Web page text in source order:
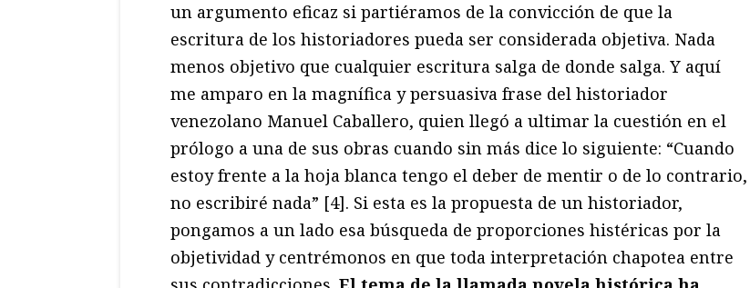
un argumento eficaz si partiéramos de la convicción de que la
escritura de los historiadores pueda ser considerada objetiva. Nada
menos objetivo que cualquier escritura salga de donde salga. Y aquí
me amparo en la magnífica y persuasiva frase del historiador
venezolano Manuel Caballero, quien llegó a ultimar la cuestión en el
prólogo a una de sus obras cuando sin más dice lo siguiente: “Cuando
estoy frente a la hoja blanca tengo el deber de mentir o de lo contrario,
no escribiré nada” [4]. Si esta es la propuesta de un historiador,
pongamos a un lado esa búsqueda de proporciones histéricas por la
objetividad y centrémonos en que toda interpretación chapotea entre